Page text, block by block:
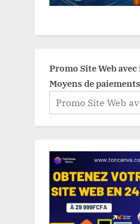
Promo Site Web
Moyens de